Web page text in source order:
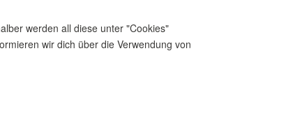
werden all diese unter "Cookies"
wir dich über die Verwendung von